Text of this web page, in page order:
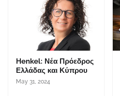
Henkel: Νέα Πρόεδρος
Ελλάδας και Κύπρου
May 31, 2024